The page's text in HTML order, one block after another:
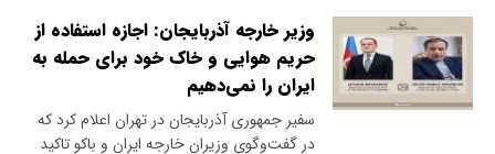
وزیر خارجه آذربایجان: اجازه استفاده از
حریم هوایی و خاک خود برای حمله به
ایران را نمی‌دهیم
سفیر جمهوری آذربایجان در تهران اعلام کرد که
در گفت‌وگوی وزیران خارجه ایران و باکو تاکید